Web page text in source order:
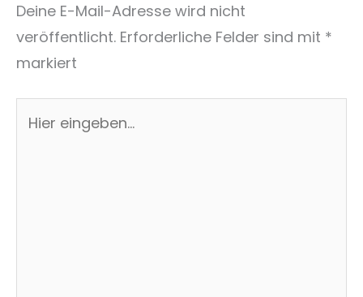
Deine E-Mail-Adresse wird nicht
veröffentlicht. Erforderliche Felder sind mit *
markiert
eingeben…